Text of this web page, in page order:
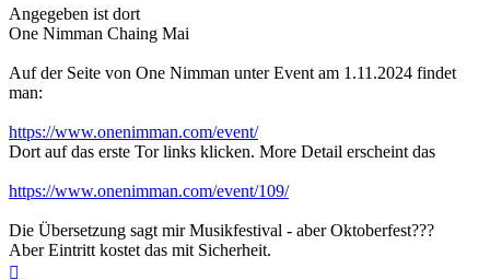
Angegeben ist dort
One Nimman Chaing Mai
Auf der Seite von One Nimman unter Event am 1.11.2024 findet
man:
https://www.onenimman.com/event/
Dort auf das erste Tor links klicken. More Detail erscheint das
https://www.onenimman.com/event/109/
Die Übersetzung sagt mir Musikfestival - aber Oktoberfest???
Aber Eintritt kostet das mit Sicherheit.